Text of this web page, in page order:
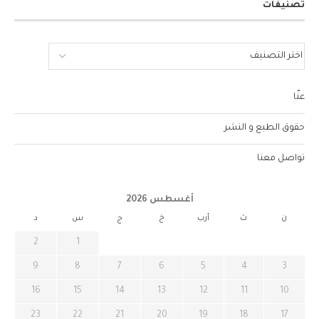
تصنيفات
عنّا
حقوق الطبع و النشر
تواصل معنا
أغسطس 2026
ن ث أرب خ ج س د
1
2
3
4
5
6
7
8
9
10
11
12
13
14
15
16
17
18
19
20
21
22
23